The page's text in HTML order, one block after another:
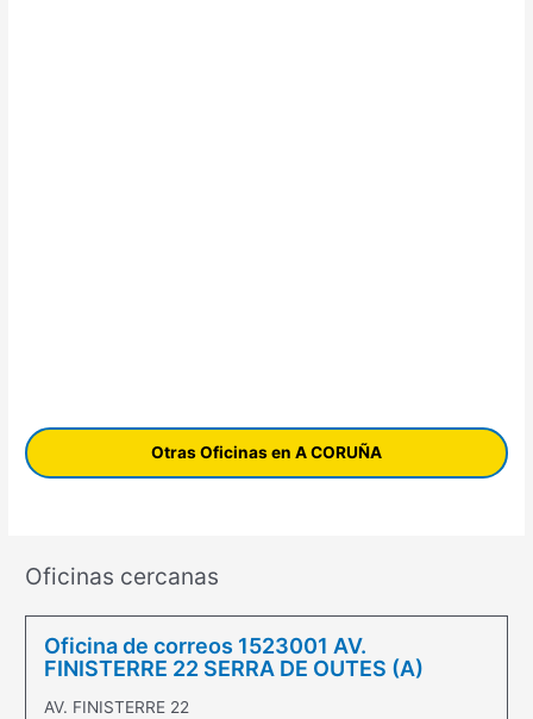
Otras Oficinas en A CORUÑA
Oficinas cercanas
Oficina de correos 1523001 AV.
FINISTERRE 22 SERRA DE OUTES (A)
AV. FINISTERRE 22